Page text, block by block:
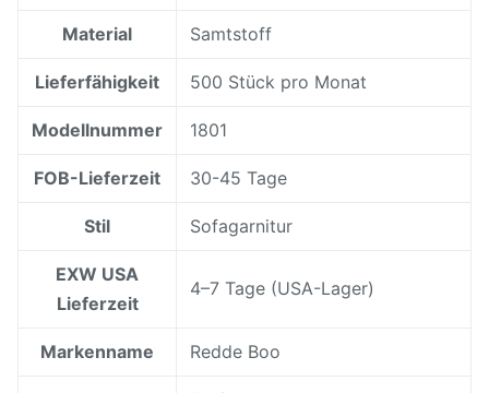
Material Samtstoff
Lieferfähigkeit 500 Stück pro Monat
Modellnummer 1801
FOB-Lieferzeit 30-45 Tage
Stil Sofagarnitur
EXW USA
Lieferzeit
4–7 Tage (USA-Lager)
Markenname Redde Boo